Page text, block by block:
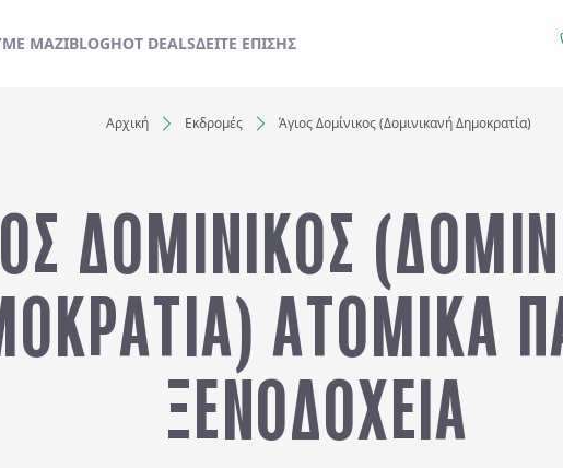
ΣΑΣ ΑΠΟ ΕΔΩ
Αναζήτηση
ΜΑΖΊBLOGHOT DEALSΔΕΊΤΕ ΕΠΊΣΗΣ
Αρχική Εκδρομές Άγιος Δομίνικος (Δομινικανή Δημοκρατία)
ΔΟΜΙΝΙΚΟΣ
ΑΤΟΜΙΚΑ
ΞΕΝΟΔΟΧΕΙΑ